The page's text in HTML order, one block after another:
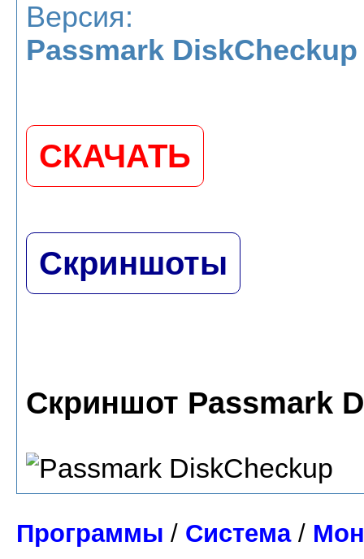
Версия:
Passmark DiskCheckup
СКАЧАТЬ
Скриншоты
Скриншот Passmark
Программы / Система/